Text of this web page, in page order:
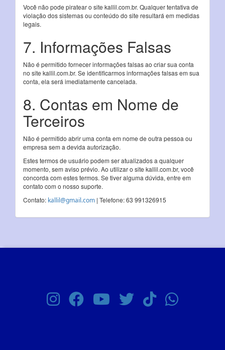
Você não pode piratear o site kallil.com.br. Qualquer tentativa de
violação dos sistemas ou conteúdo do site resultará em medidas
legais.
7. Informações Falsas
Não é permitido fornecer informações falsas ao criar sua conta
no site kallil.com.br. Se identificarmos informações falsas em sua
conta, ela será imediatamente cancelada.
8. Contas em Nome de
Terceiros
Não é permitido abrir uma conta em nome de outra pessoa ou
empresa sem a devida autorização.
Estes termos de usuário podem ser atualizados a qualquer
momento, sem aviso prévio. Ao utilizar o site kallil.com.br, você
concorda com estes termos. Se tiver alguma dúvida, entre em
contato com o nosso suporte.
Contato: kallil@gmail.com | Telefone: 63 991326915